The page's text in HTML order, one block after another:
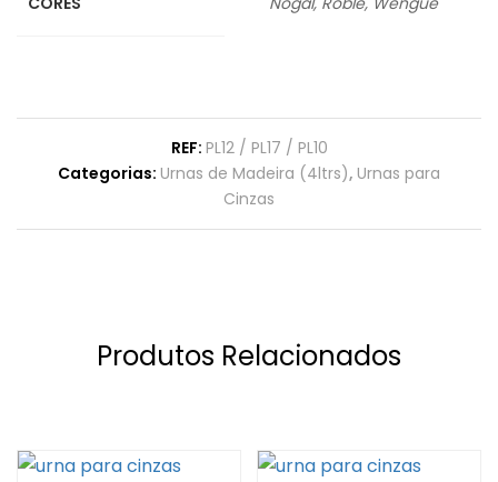
REF: PL12 / PL17 / PL10
Categorias: Urnas de Madeira (4ltrs), Urnas para
Cinzas
Produtos Relacionados